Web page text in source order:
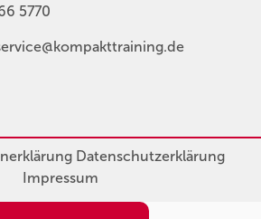
5770
Datenschutzerklärung
Impressum